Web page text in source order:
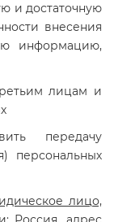
и достаточную
внесения
информацию,
лицам и
передачу
персональных
лицо,